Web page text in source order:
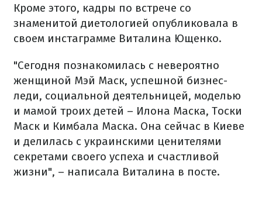
Кроме этого, кадры по встрече со
знаменитой диетологией опубликовала в
своем инстаграмме Виталина Ющенко.
"Сегодня познакомилась с невероятно
женщиной Мэй Маск, успешной бизнес-
леди, социальной деятельницей, моделью
и мамой троих детей – Илона Маска, Тоски
Маск и Кимбала Маска. Она сейчас в Киеве
и делилась с украинскими ценителями
секретами своего успеха и счастливой
жизни", – написала Виталина в посте.